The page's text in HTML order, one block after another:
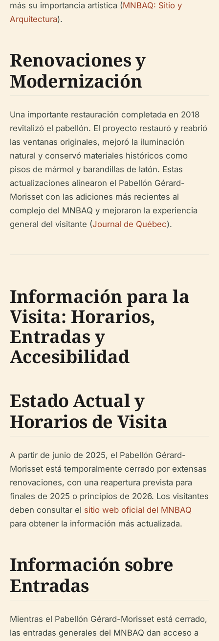
más su importancia artística (MNBAQ: Sitio y
Arquitectura).
Renovaciones y
Modernización
Una importante restauración completada en 2018
revitalizó el pabellón. El proyecto restauró y reabrió
las ventanas originales, mejoró la iluminación
natural y conservó materiales históricos como
pisos de mármol y barandillas de latón. Estas
actualizaciones alinearon el Pabellón Gérard-
Morisset con las adiciones más recientes al
complejo del MNBAQ y mejoraron la experiencia
general del visitante (Journal de Québec).
Información para la
Visita: Horarios,
Entradas y
Accesibilidad
Estado Actual y
Horarios de Visita
A partir de junio de 2025, el Pabellón Gérard-
Morisset está temporalmente cerrado por extensas
renovaciones, con una reapertura prevista para
finales de 2025 o principios de 2026. Los visitantes
deben consultar el sitio web oficial del MNBAQ
para obtener la información más actualizada.
Información sobre
Entradas
Mientras el Pabellón Gérard-Morisset está cerrado,
las entradas generales del MNBAQ dan acceso a